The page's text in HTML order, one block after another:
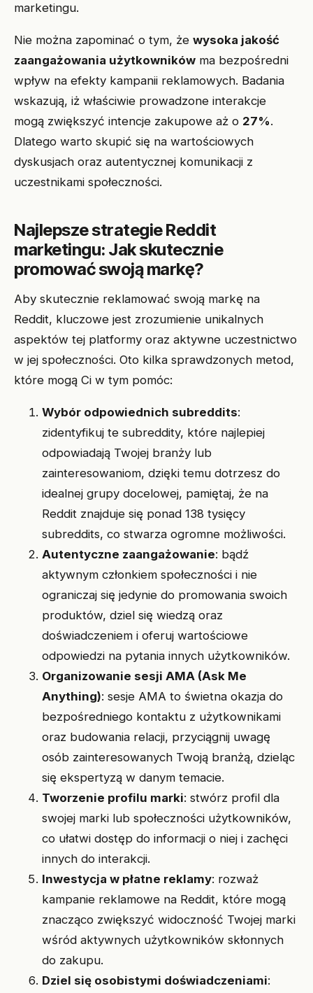
marketingu.
Nie można zapominać o tym, że wysoka jakość
zaangażowania użytkowników ma bezpośredni
wpływ na efekty kampanii reklamowych. Badania
wskazują, iż właściwie prowadzone interakcje
mogą zwiększyć intencje zakupowe aż o 27%.
Dlatego warto skupić się na wartościowych
dyskusjach oraz autentycznej komunikacji z
uczestnikami społeczności.
Najlepsze strategie Reddit
marketingu: Jak skutecznie
promować swoją markę?
Aby skutecznie reklamować swoją markę na
Reddit, kluczowe jest zrozumienie unikalnych
aspektów tej platformy oraz aktywne uczestnictwo
w jej społeczności. Oto kilka sprawdzonych metod,
które mogą Ci w tym pomóc:
Wybór odpowiednich subreddits:
zidentyfikuj te subreddity, które najlepiej
odpowiadają Twojej branży lub
zainteresowaniom, dzięki temu dotrzesz do
idealnej grupy docelowej, pamiętaj, że na
Reddit znajduje się ponad 138 tysięcy
subreddits, co stwarza ogromne możliwości.
Autentyczne zaangażowanie: bądź
aktywnym członkiem społeczności i nie
ograniczaj się jedynie do promowania swoich
produktów, dziel się wiedzą oraz
doświadczeniem i oferuj wartościowe
odpowiedzi na pytania innych użytkowników.
Organizowanie sesji AMA (Ask Me
Anything): sesje AMA to świetna okazja do
bezpośredniego kontaktu z użytkownikami
oraz budowania relacji, przyciągnij uwagę
osób zainteresowanych Twoją branżą, dzieląc
się ekspertyzą w danym temacie.
Tworzenie profilu marki: stwórz profil dla
swojej marki lub społeczności użytkowników,
co ułatwi dostęp do informacji o niej i zachęci
innych do interakcji.
Inwestycja w płatne reklamy: rozważ
kampanie reklamowe na Reddit, które mogą
znacząco zwiększyć widoczność Twojej marki
wśród aktywnych użytkowników skłonnych
do zakupu.
Dziel się osobistymi doświadczeniami: